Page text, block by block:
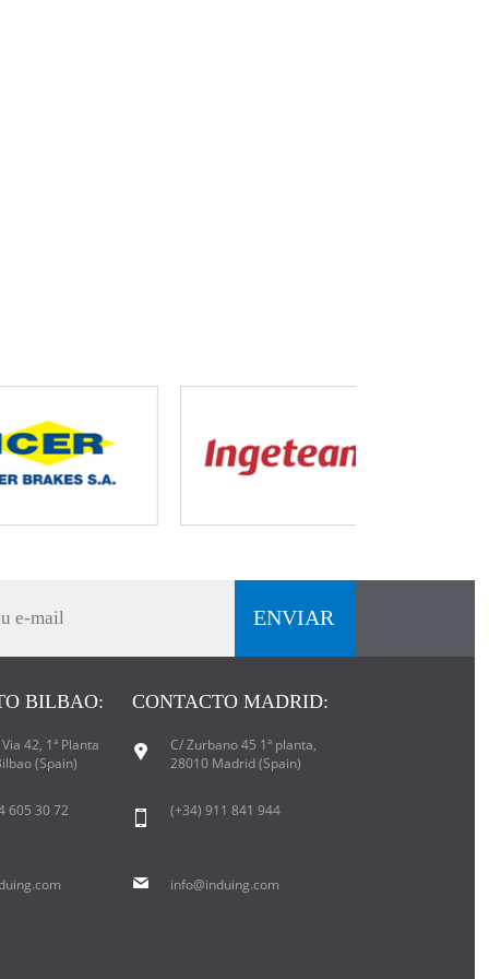
BILBAO:
42, 1ª Planta
(Spain)
605 30 72
CONTACTO MADRID:
C/ Zurbano 45 1ª planta,
28010 Madrid (Spain)
(+34) 911 841 944
info@induing.com